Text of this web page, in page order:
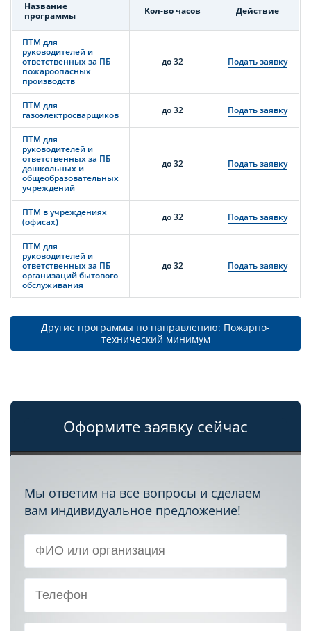
Название
программы
Кол-во часов Действие
ПТМ для
руководителей и
ответственных за ПБ
пожароопасных
производств
до 32 Подать заявку
ПТМ для
газоэлектросварщиков
до 32 Подать заявку
ПТМ для
руководителей и
ответственных за ПБ
дошкольных и
общеобразовательных
учреждений
до 32 Подать заявку
ПТМ в учреждениях
(офисах)
до 32 Подать заявку
ПТМ для
руководителей и
ответственных за ПБ
организаций бытового
обслуживания
до 32 Подать заявку
Другие программы по направлению: Пожарно-
технический минимум
Оформите заявку сейчас
Мы ответим на все вопросы и сделаем
вам индивидуальное предложение!